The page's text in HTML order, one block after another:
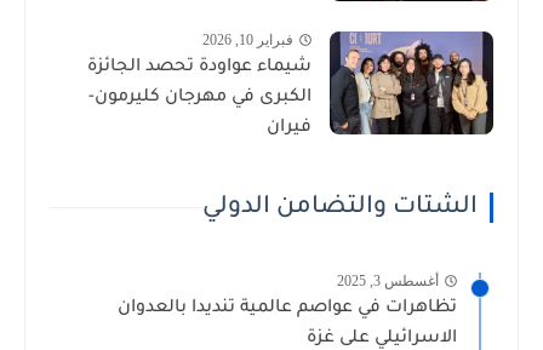
فبراير 10, 2026
شيماء عواودة تحصد الجائزة
الكبرى في مهرجان كليرمون-
فيران
الشتات والتضامن الدولي
أغسطس 3, 2025
تظاهرات في عواصم عالمية تنديدا بالعدوان
الاسرائيلي على غزة